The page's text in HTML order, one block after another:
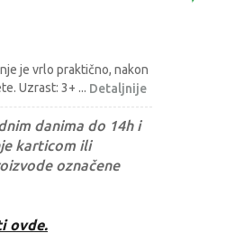
je vrlo praktično, nakon
Uzrast: 3+ ... Detaljnije
danima do 14h i
karticom ili
označene
ovde.